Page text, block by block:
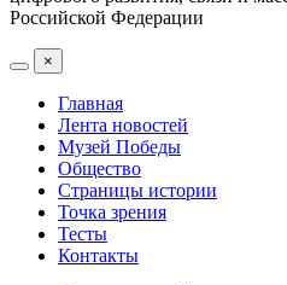
Российской Федерации
×
Главная
Лента новостей
Музей Победы
Общество
Страницы истории
Точка зрения
Тесты
Контакты